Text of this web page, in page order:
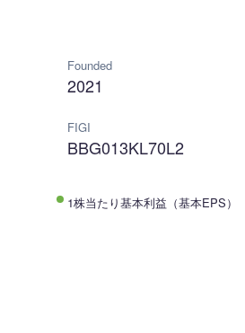
Founded
2021
FIGI
BBG013KL70L2
1株当たり基本利益（基本EPS）